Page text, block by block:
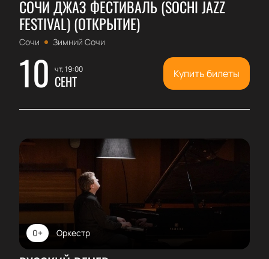
СОЧИ ДЖАЗ ФЕСТИВАЛЬ (SOCHI JAZZ
FESTIVAL) (ОТКРЫТИЕ)
Сочи Зимний Сочи
10 чт, 19:00
СЕНТ Купить билеты
Оркестр
0+